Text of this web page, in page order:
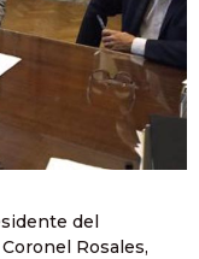
del
Rosales,